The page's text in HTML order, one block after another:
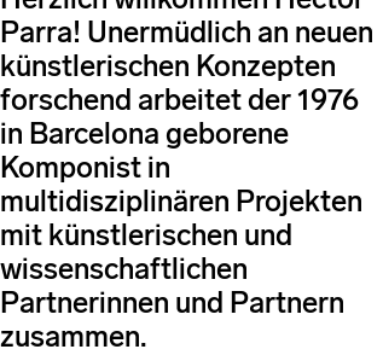
Parra! Unermüdlich an neuen
künstlerischen Konzepten
forschend arbeitet der 1976
in Barcelona geborene
Komponist in
multidisziplinären Projekten
mit künstlerischen und
wissenschaftlichen
Partnerinnen und Partnern
zusammen.